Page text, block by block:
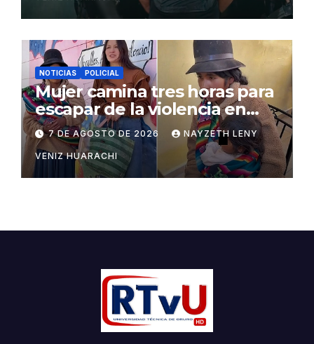
NOTICIAS POLICIAL
Mujer camina tres horas para
escapar de la violencia en
Potosí
7 DE AGOSTO DE 2026 NAYZETH LENY
VENIZ HUARACHI